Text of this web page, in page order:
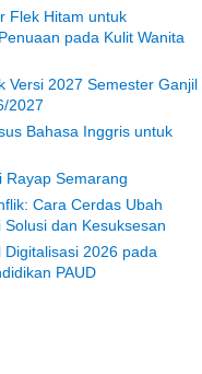
Flek Hitam untuk
pada Kulit Wanita
Versi 2027 Semester Ganjil
2027
Bahasa Inggris untuk
Rayap Semarang
Cara Cerdas Ubah
dan Kesuksesan
Digitalisasi 2026 pada
PAUD